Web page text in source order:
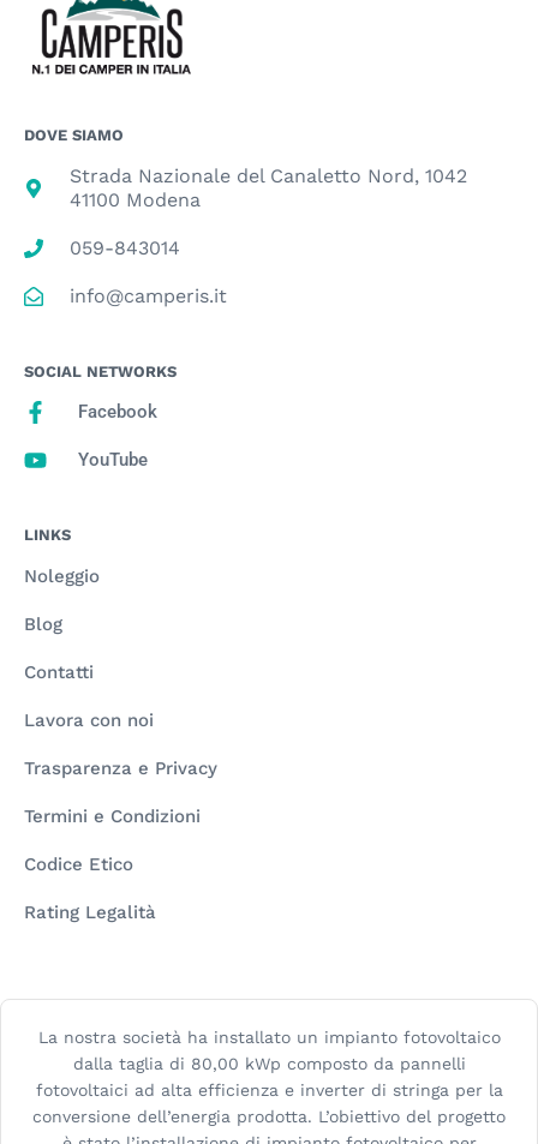
DOVE SIAMO
Strada Nazionale del Canaletto Nord, 1042
41100 Modena
059-843014
info@camperis.it
SOCIAL NETWORKS
Facebook
YouTube
LINKS
Noleggio
Blog
Contatti
Lavora con noi
Trasparenza e Privacy
Termini e Condizioni
Codice Etico
Rating Legalità
La nostra società ha installato un impianto fotovoltaico
dalla taglia di 80,00 kWp composto da pannelli
fotovoltaici ad alta efficienza e inverter di stringa per la
conversione dell’energia prodotta. L’obiettivo del progetto